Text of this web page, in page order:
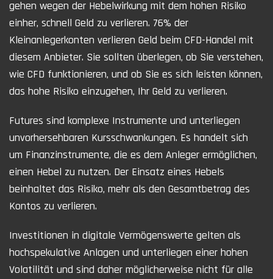
gehen wegen der Hebelwirkung mit dem hohen Risiko
einher, schnell Geld zu verlieren. 76% der
Kleinanlegerkonten verlieren Geld beim CFD-Handel mit
diesem Anbieter. Sie sollten überlegen, ob Sie verstehen,
wie CFD funktionieren, und ob Sie es sich leisten können,
das hohe Risiko einzugehen, Ihr Geld zu verlieren.
Futures sind komplexe Instrumente und unterliegen
unvorhersehbaren Kursschwankungen. Es handelt sich
um Finanzinstrumente, die es dem Anleger ermöglichen,
einen Hebel zu nutzen. Der Einsatz eines Hebels
beinhaltet das Risiko, mehr als den Gesamtbetrag des
Kontos zu verlieren.
Investitionen in digitale Vermögenswerte gelten als
hochspekulative Anlagen und unterliegen einer hohen
Volatilität und sind daher möglicherweise nicht für alle